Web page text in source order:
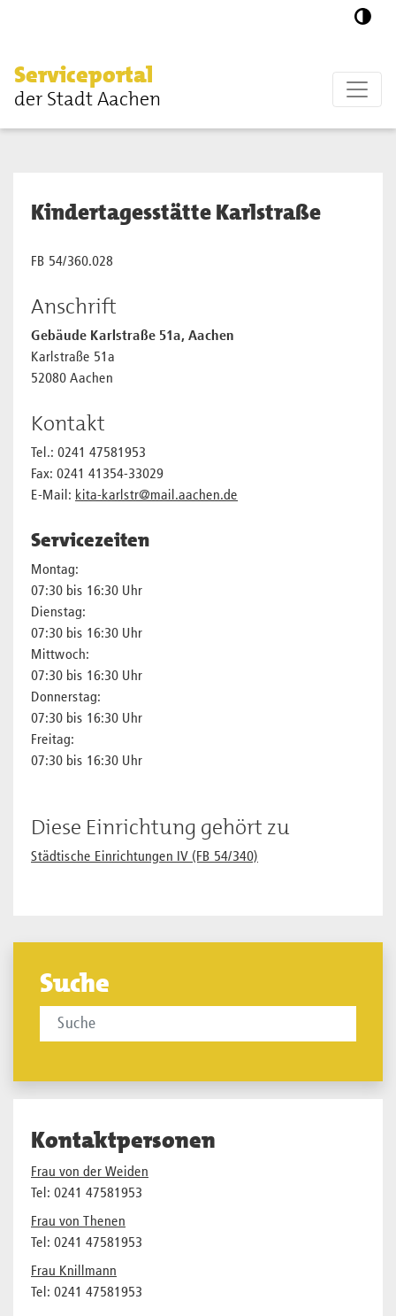
Serviceportal
der Stadt Aachen
Kindertagesstätte Karlstraße
FB 54/360.028
Anschrift
Gebäude Karlstraße 51a, Aachen
Karlstraße 51a
52080 Aachen
Kontakt
Tel.: 0241 47581953
Fax: 0241 41354-33029
E-Mail: kita-karlstr@mail.aachen.de
Servicezeiten
Montag:
07:30 bis 16:30 Uhr
Dienstag:
07:30 bis 16:30 Uhr
Mittwoch:
07:30 bis 16:30 Uhr
Donnerstag:
07:30 bis 16:30 Uhr
Freitag:
07:30 bis 16:30 Uhr
Diese Einrichtung gehört zu
Städtische Einrichtungen IV (FB 54/340)
Suche
Kontaktpersonen
Frau von der Weiden
Tel: 0241 47581953
Frau von Thenen
Tel: 0241 47581953
Frau Knillmann
Tel: 0241 47581953